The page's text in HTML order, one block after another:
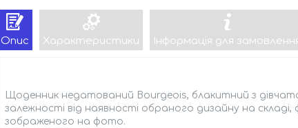
Опис Характеристики Інформація для
Щоденник недатований Bourgeois, блакитний з
залежності від наявності обраного дизайну на
зображеного на фото.